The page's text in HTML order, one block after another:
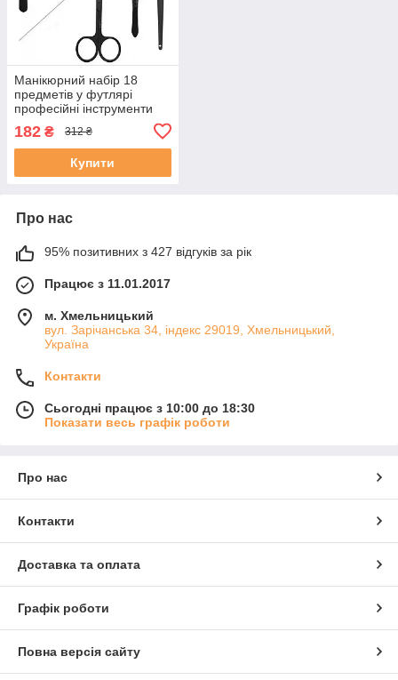
Манікюрний набір 18
предметів у футлярі
професійні інструменти
для манікюру та педикюру
182 ₴ 312 ₴
Купити
Про нас
95% позитивних з 427 відгуків за рік
Працює з 11.01.2017
м. Хмельницький
вул. Зарічанська 34, індекс 29019, Хмельницький,
Україна
Контакти
Сьогодні працює з 10:00 до 18:30
Показати весь графік роботи
Про нас
Контакти
Доставка та оплата
Графік роботи
Повна версія сайту